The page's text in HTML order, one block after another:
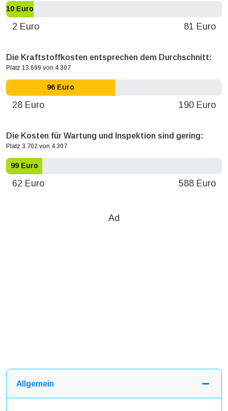
10 Euro
2 Euro 81 Euro
Die Kraftstoffkosten entsprechen dem Durchschnitt:
Platz 13.699 von 4.307
96 Euro
28 Euro 190 Euro
Die Kosten für Wartung und Inspektion sind gering:
Platz 3.702 von 4.307
99 Euro
62 Euro 588 Euro
Ad
Allgemein